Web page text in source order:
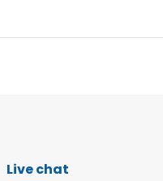
Live chat